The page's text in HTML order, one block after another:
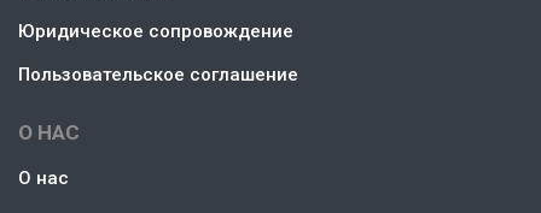
Юридическое сопровождение
Пользовательское соглашение
О НАС
О нас